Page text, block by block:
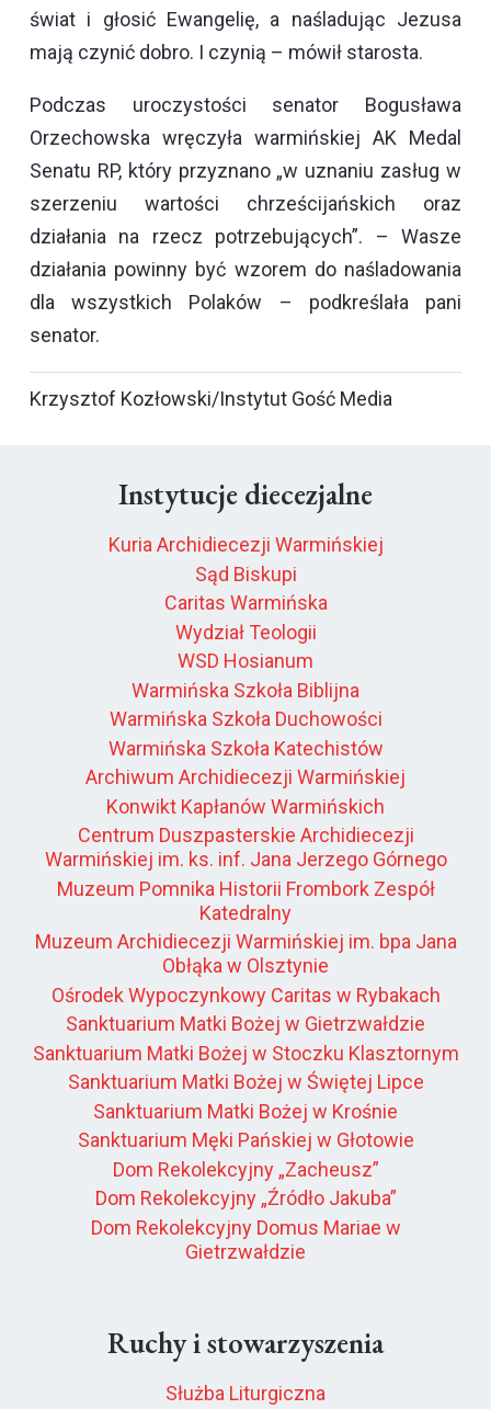
świat i głosić Ewangelię, a naśladując Jezusa
mają czynić dobro. I czynią – mówił starosta.
Podczas uroczystości senator Bogusława
Orzechowska wręczyła warmińskiej AK Medal
Senatu RP, który przyznano „w uznaniu zasług w
szerzeniu wartości chrześcijańskich oraz
działania na rzecz potrzebujących”. – Wasze
działania powinny być wzorem do naśladowania
dla wszystkich Polaków – podkreślała pani
senator.
Krzysztof Kozłowski/Instytut Gość Media
Instytucje diecezjalne
Kuria Archidiecezji Warmińskiej
Sąd Biskupi
Caritas Warmińska
Wydział Teologii
WSD Hosianum
Warmińska Szkoła Biblijna
Warmińska Szkoła Duchowości
Warmińska Szkoła Katechistów
Archiwum Archidiecezji Warmińskiej
Konwikt Kapłanów Warmińskich
Centrum Duszpasterskie Archidiecezji
Warmińskiej im. ks. inf. Jana Jerzego Górnego
Muzeum Pomnika Historii Frombork Zespół
Katedralny
Muzeum Archidiecezji Warmińskiej im. bpa Jana
Obłąka w Olsztynie
Ośrodek Wypoczynkowy Caritas w Rybakach
Sanktuarium Matki Bożej w Gietrzwałdzie
Sanktuarium Matki Bożej w Stoczku Klasztornym
Sanktuarium Matki Bożej w Świętej Lipce
Sanktuarium Matki Bożej w Krośnie
Sanktuarium Męki Pańskiej w Głotowie
Dom Rekolekcyjny „Zacheusz”
Dom Rekolekcyjny „Źródło Jakuba”
Dom Rekolekcyjny Domus Mariae w
Gietrzwałdzie
Ruchy i stowarzyszenia
Służba Liturgiczna